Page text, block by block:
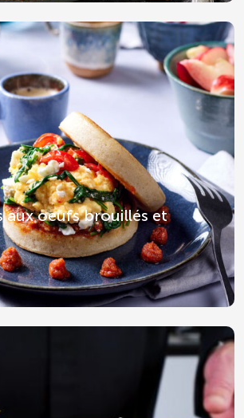
aux oeufs brouillés et